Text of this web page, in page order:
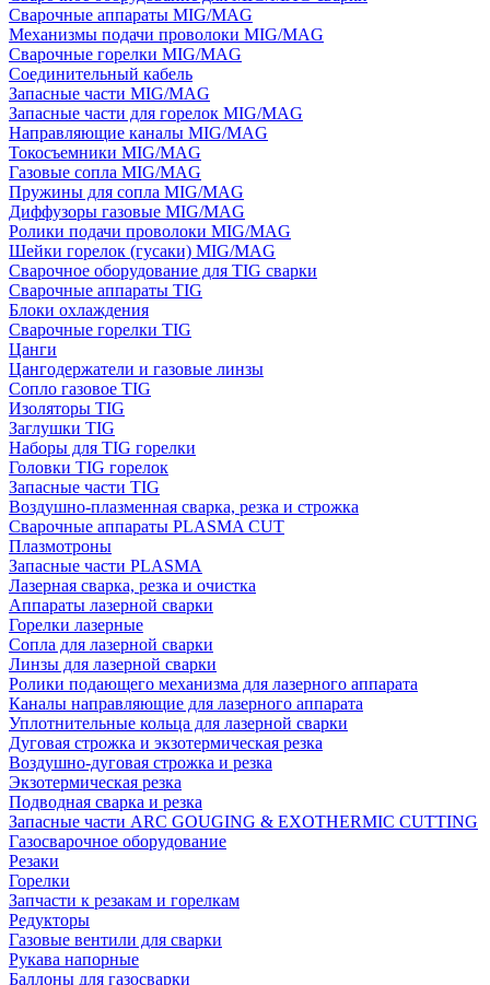
Сварочные аппараты MIG/MAG
Механизмы подачи проволоки MIG/MAG
Сварочные горелки MIG/MAG
Соединительный кабель
Запасные части MIG/MAG
Запасные части для горелок MIG/MAG
Направляющие каналы MIG/MAG
Токосъемники MIG/MAG
Газовые сопла MIG/MAG
Пружины для сопла MIG/MAG
Диффузоры газовые MIG/MAG
Ролики подачи проволоки MIG/MAG
Шейки горелок (гусаки) MIG/MAG
Сварочное оборудование для TIG сварки
Сварочные аппараты TIG
Блоки охлаждения
Сварочные горелки TIG
Цанги
Цангодержатели и газовые линзы
Сопло газовое TIG
Изоляторы TIG
Заглушки TIG
Наборы для TIG горелки
Головки TIG горелок
Запасные части TIG
Воздушно-плазменная сварка, резка и строжка
Сварочные аппараты PLASMA CUT
Плазмотроны
Запасные части PLASMA
Лазерная сварка, резка и очистка
Аппараты лазерной сварки
Горелки лазерные
Сопла для лазерной сварки
Линзы для лазерной сварки
Ролики подающего механизма для лазерного аппарата
Каналы направляющие для лазерного аппарата
Уплотнительные кольца для лазерной сварки
Дуговая строжка и экзотермическая резка
Воздушно-дуговая строжка и резка
Экзотермическая резка
Подводная сварка и резка
Запасные части ARC GOUGING & EXOTHERMIC CUTTING
Газосварочное оборудование
Резаки
Горелки
Запчасти к резакам и горелкам
Редукторы
Газовые вентили для сварки
Рукава напорные
Баллоны для газосварки